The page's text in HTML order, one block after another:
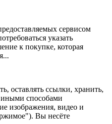
сервисом
указать
к покупке, которая
оставлять ссылки, хранить,
иными способами
изображения, видео и
Вы несёте